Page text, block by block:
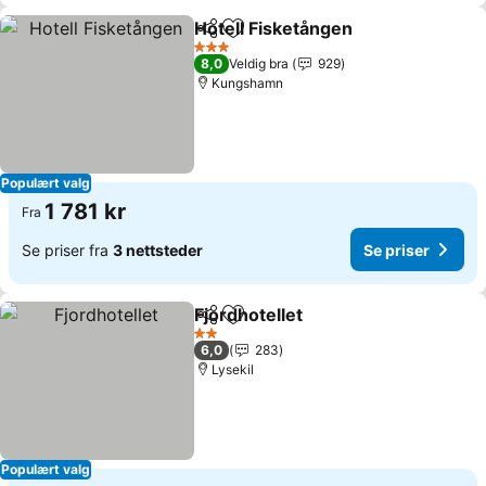
Populært valg
Del Legg til i favoritter
Hotell Fisketången
3 Stjerner
8,0 Veldig bra
929
Kungshamn
Fra 1 781 kr
Se priser fra 3 nettsteder Se priser
Populært valg
Del Legg til i favoritter
Fjordhotellet
2 Stjerner
6,0
283
Lysekil